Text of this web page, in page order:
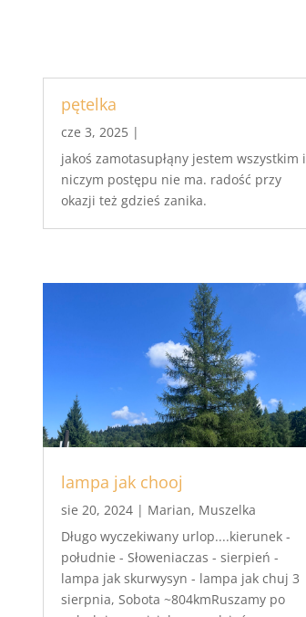
pętelka
cze 3, 2025|
jakoś zamotasupłąny jestem wszystkim i
niczym postępu nie ma. radość przy
okazji też gdzieś zanika.
lampa jak chooj
sie 20, 2024| Marian, Muszelka
Długo wyczekiwany urlop....kierunek -
południe - Słoweniaczas - sierpień -
lampa jak skurwysyn - lampa jak chuj 3
sierpnia, Sobota ~804kmRuszamy po